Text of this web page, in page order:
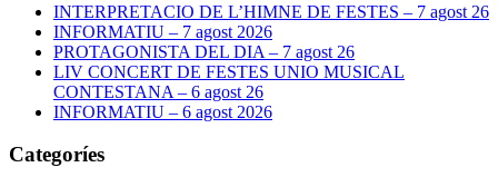
INTERPRETACIO DE L’HIMNE DE FESTES – 7 agost 26
INFORMATIU – 7 agost 2026
PROTAGONISTA DEL DIA – 7 agost 26
LIV CONCERT DE FESTES UNIO MUSICAL
CONTESTANA – 6 agost 26
INFORMATIU – 6 agost 2026
Categoríes